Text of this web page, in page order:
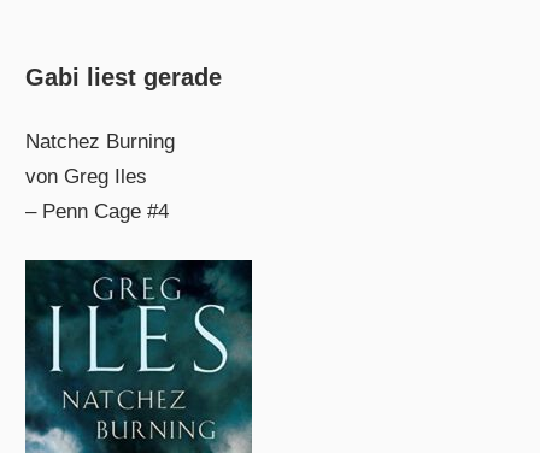
Gabi liest gerade
Natchez Burning
von Greg Iles
– Penn Cage #4